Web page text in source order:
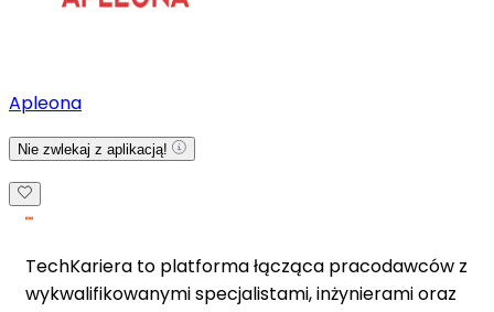
Apleona
Nie zwlekaj z aplikacją!
TechKariera to platforma łącząca pracodawców z
wykwalifikowanymi specjalistami, inżynierami oraz